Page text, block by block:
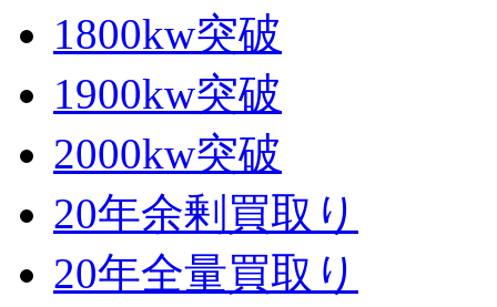
1800kw突破
1900kw突破
2000kw突破
20年余剰買取り
20年全量買取り